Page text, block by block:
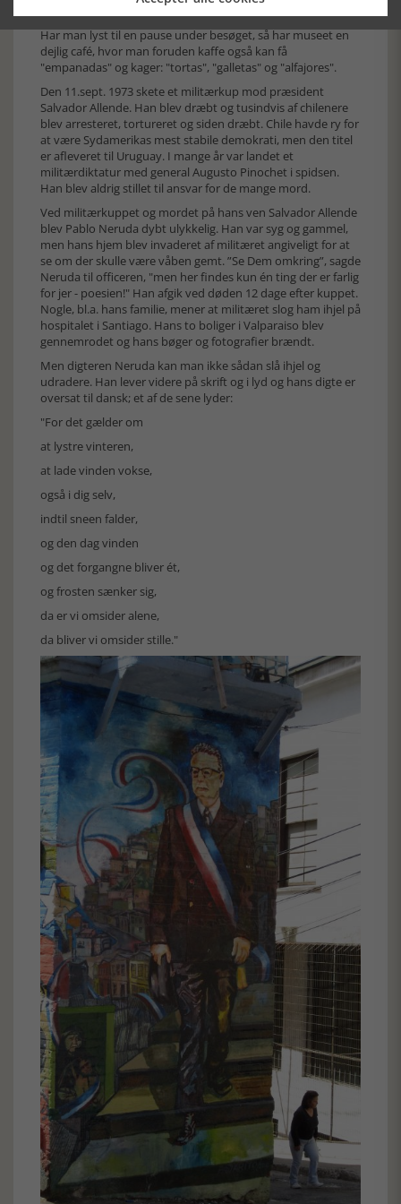
I 1971 modtog han Nobels Litteraturpris.
Har man lyst til en pause under besøget, så har museet en
dejlig café, hvor man foruden kaffe også kan få
"empanadas" og kager: "tortas", "galletas" og "alfajores".
Den 11.sept. 1973 skete et militærkup mod præsident
Salvador Allende. Han blev dræbt og tusindvis af chilenere
blev arresteret, tortureret og siden dræbt. Chile havde ry for
at være Sydamerikas mest stabile demokrati, men den titel
er afleveret til Uruguay. I mange år var landet et
militærdiktatur med general Augusto Pinochet i spidsen.
Han blev aldrig stillet til ansvar for de mange mord.
Ved militærkuppet og mordet på hans ven Salvador Allende
blev Pablo Neruda dybt ulykkelig. Han var syg og gammel,
men hans hjem blev invaderet af militæret angiveligt for at
se om der skulle være våben gemt. ”Se Dem omkring”, sagde
Neruda til officeren, "men her findes kun én ting der er farlig
for jer - poesien!" Han afgik ved døden 12 dage efter kuppet.
Nogle, bl.a. hans familie, mener at militæret slog ham ihjel på
hospitalet i Santiago. Hans to boliger i Valparaiso blev
gennemrodet og hans bøger og fotografier brændt.
Men digteren Neruda kan man ikke sådan slå ihjel og
udradere. Han lever videre på skrift og i lyd og hans digte er
oversat til dansk; et af de sene lyder:
"For det gælder om
at lystre vinteren,
at lade vinden vokse,
også i dig selv,
indtil sneen falder,
og den dag vinden
og det forgangne bliver ét,
og frosten sænker sig,
da er vi omsider alene,
da bliver vi omsider stille."